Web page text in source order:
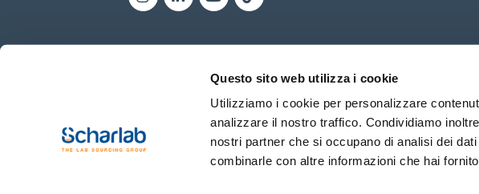
Questo sito web utilizza i cookie
Utilizziamo i cookie per personalizzare
analizzare il nostro traffico. Condividiamo
nostri partner che si occupano di analisi dei
combinarle con altre informazioni che hai
Chi siamo
Termini di utilizzo Condizioni di vendita